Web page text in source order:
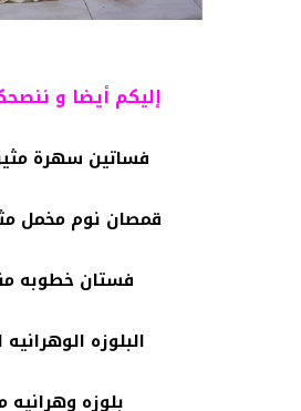
إليكم أيضا و
فساتين سهرة
قمصان نوم مخمل
فستان خطوبه
البلوزه
بلوزه